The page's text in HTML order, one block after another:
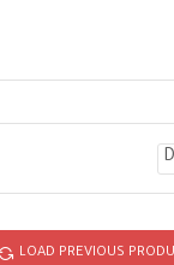
LOAD PREVIOUS